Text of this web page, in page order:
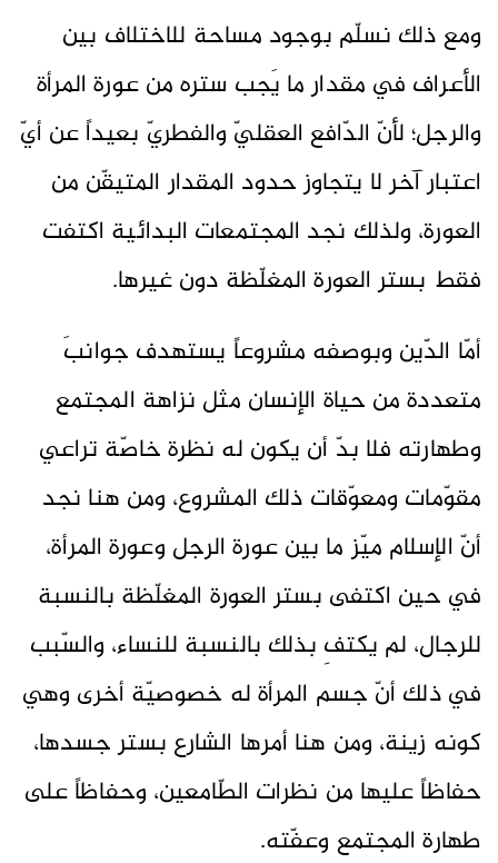
ومع ذلك نسلّم بوجود مساحة للاختلاف بين
الأعراف في مقدار ما يَجب ستره من عورة المرأة
والرجل؛ لأنّ الدّافع العقليّ والفطريّ بعيداً عن أيّ
اعتبار آخر لا يتجاوز حدود المقدار المتيقّن من
العورة، ولذلك نجد المجتمعات البدائية اكتفت
فقط بستر العورة المغلّظة دون غيرها.
أمّا الدّين وبوصفه مشروعاً يستهدف جوانبَ
متعددة من حياة الإنسان مثل نزاهة المجتمع
وطهارته فلا بدّ أن يكون له نظرة خاصّة تراعي
مقوّمات ومعوّقات ذلك المشروع، ومن هنا نجد
أنّ الإسلام ميّز ما بين عورة الرجل وعورة المرأة،
في حين اكتفى بستر العورة المغلّظة بالنسبة
للرجال، لم يكتفِ بذلك بالنسبة للنساء، والسّبب
في ذلك أنّ جسم المرأة له خصوصيّة أخرى وهي
كونه زينة، ومن هنا أمرها الشارع بستر جسدها،
حفاظاً عليها من نظرات الطّامعين، وحفاظاً على
طهارة المجتمع وعفّته.